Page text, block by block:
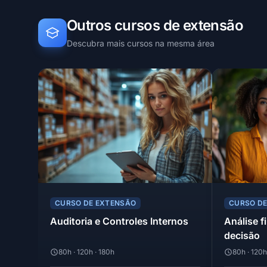
Outros cursos de extensão
Descubra mais cursos na mesma área
CURSO DE EXTENSÃO
Auditoria e Controles Internos
80h · 120h · 180h
CURSO
Análise
decisão
80h ·